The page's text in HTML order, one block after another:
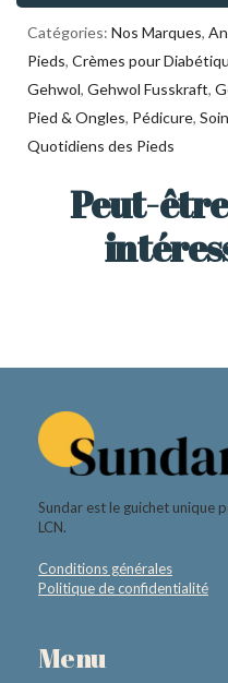
Catégories: Nos Marques,
Pieds, Crèmes pour
Gehwol, Gehwol Fusskraft,
Pied & Ongles, Pédicure,
Quotidiens des Pieds
Peut-
Sundar est le guichet unique
LCN.
Conditions générales
Politique de confidentialité
Menu